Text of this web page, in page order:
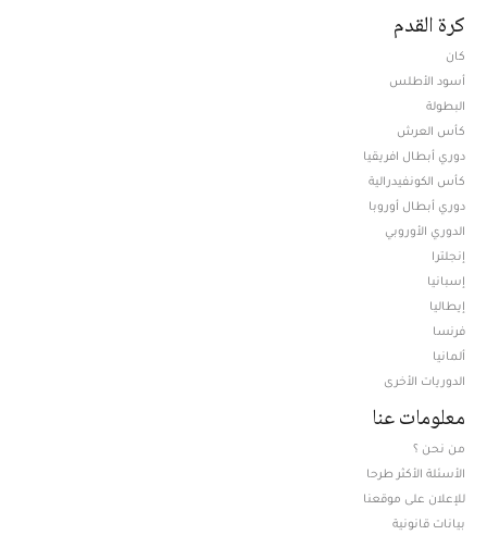
كرة القدم
كان
أسود الأطلس
البطولة
كأس العرش
دوري أبطال افريقيا
كأس الكونفيدرالية
دوري أبطال أوروبا
الدوري الأوروبي
إنجلترا
إسبانيا
إيطاليا
فرنسا
ألمانيا
الدوريات الأخرى
معلومات عنا
من نحن ؟
الأسئلة الأكثر طرحا
للإعلان على موقعنا
بيانات قانونية